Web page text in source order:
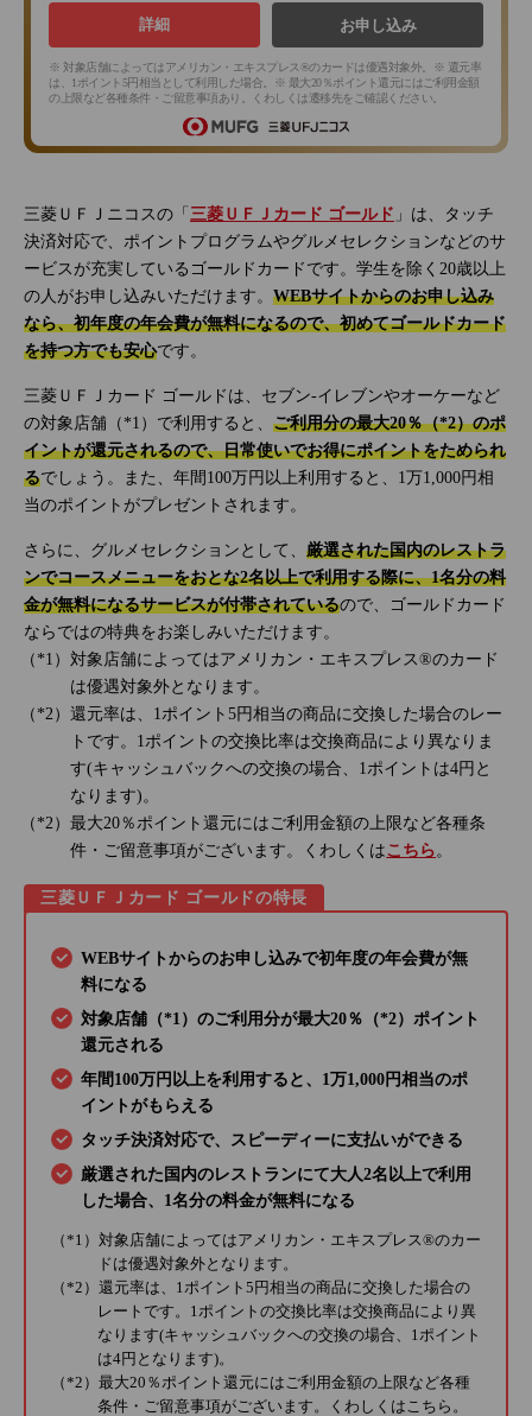
詳細 お申し込み
※ 対象店舗によってはアメリカン・エキスプレス®のカードは優遇対象外。※ 還元率
は、1ポイント5円相当として利用した場合。※ 最大20％ポイント還元にはご利用金額
の上限など各種条件・ご留意事項あり。くわしくは遷移先をご確認ください。
三菱ＵＦＪニコスの「 三菱ＵＦＪカード ゴールド 」は、タッチ
決済対応で、ポイントプログラムやグルメセレクションなどのサ
ービスが充実しているゴールドカードです。学生を除く20歳以上
の人がお申し込みいただけます。 WEBサイトからのお申し込み
なら、初年度の年会費が無料になるので、初めてゴールドカード
を持つ方でも安心です。
三菱ＵＦＪカード ゴールドは、セブン‐イレブンやオーケーなど
の対象店舗（*1）で利用すると、 ご利用分の最大20％（*2）のポ
イントが還元されるので、日常使いでお得にポイントをためられ
るでしょう。また、年間100万円以上利用すると、1万1,000円相
当のポイントがプレゼントされます。
さらに、グルメセレクションとして、 厳選された国内のレストラ
ンでコースメニューをおとな2名以上で利用する際に、1名分の料
金が無料になるサービスが付帯されているので、ゴールドカード
ならではの特典をお楽しみいただけます。
対象店舗によってはアメリカン・エキスプレス®のカード
は優遇対象外となります。
還元率は、1ポイント5円相当の商品に交換した場合のレー
トです。1ポイントの交換比率は交換商品により異なりま
す(キャッシュバックへの交換の場合、1ポイントは4円と
なります)。
最大20％ポイント還元にはご利用金額の上限など各種条
件・ご留意事項がございます。くわしくはこちら。
三菱ＵＦＪカード ゴールドの特長
WEBサイトからのお申し込みで初年度の年会費が無
料になる
対象店舗（*1）のご利用分が最大20％（*2）ポイント
還元される
年間100万円以上を利用すると、1万1,000円相当のポ
イントがもらえる
タッチ決済対応で、スピーディーに支払いができる
厳選された国内のレストランにて大人2名以上で利用
した場合、1名分の料金が無料になる
（*1）対象店舗によってはアメリカン・エキスプレス®のカー
ドは優遇対象外となります。
（*2）還元率は、1ポイント5円相当の商品に交換した場合の
レートです。1ポイントの交換比率は交換商品により異
なります(キャッシュバックへの交換の場合、1ポイント
は4円となります)。
（*2）最大20％ポイント還元にはご利用金額の上限など各種
条件・ご留意事項がございます。くわしくは こちら 。